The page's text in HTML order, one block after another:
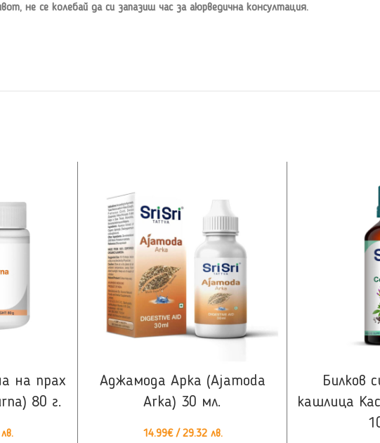
не се колебай да си запазиш час за аюрведична консултация.
на прах
80 г.
Аджамода Арка (Аjаmoda
Arka) 30 мл.
14.99€/ 29.32 лв.
Билков
кашлица